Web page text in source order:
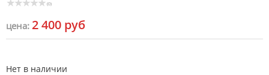
(0)
цена: 2 400 руб
Нет в наличии